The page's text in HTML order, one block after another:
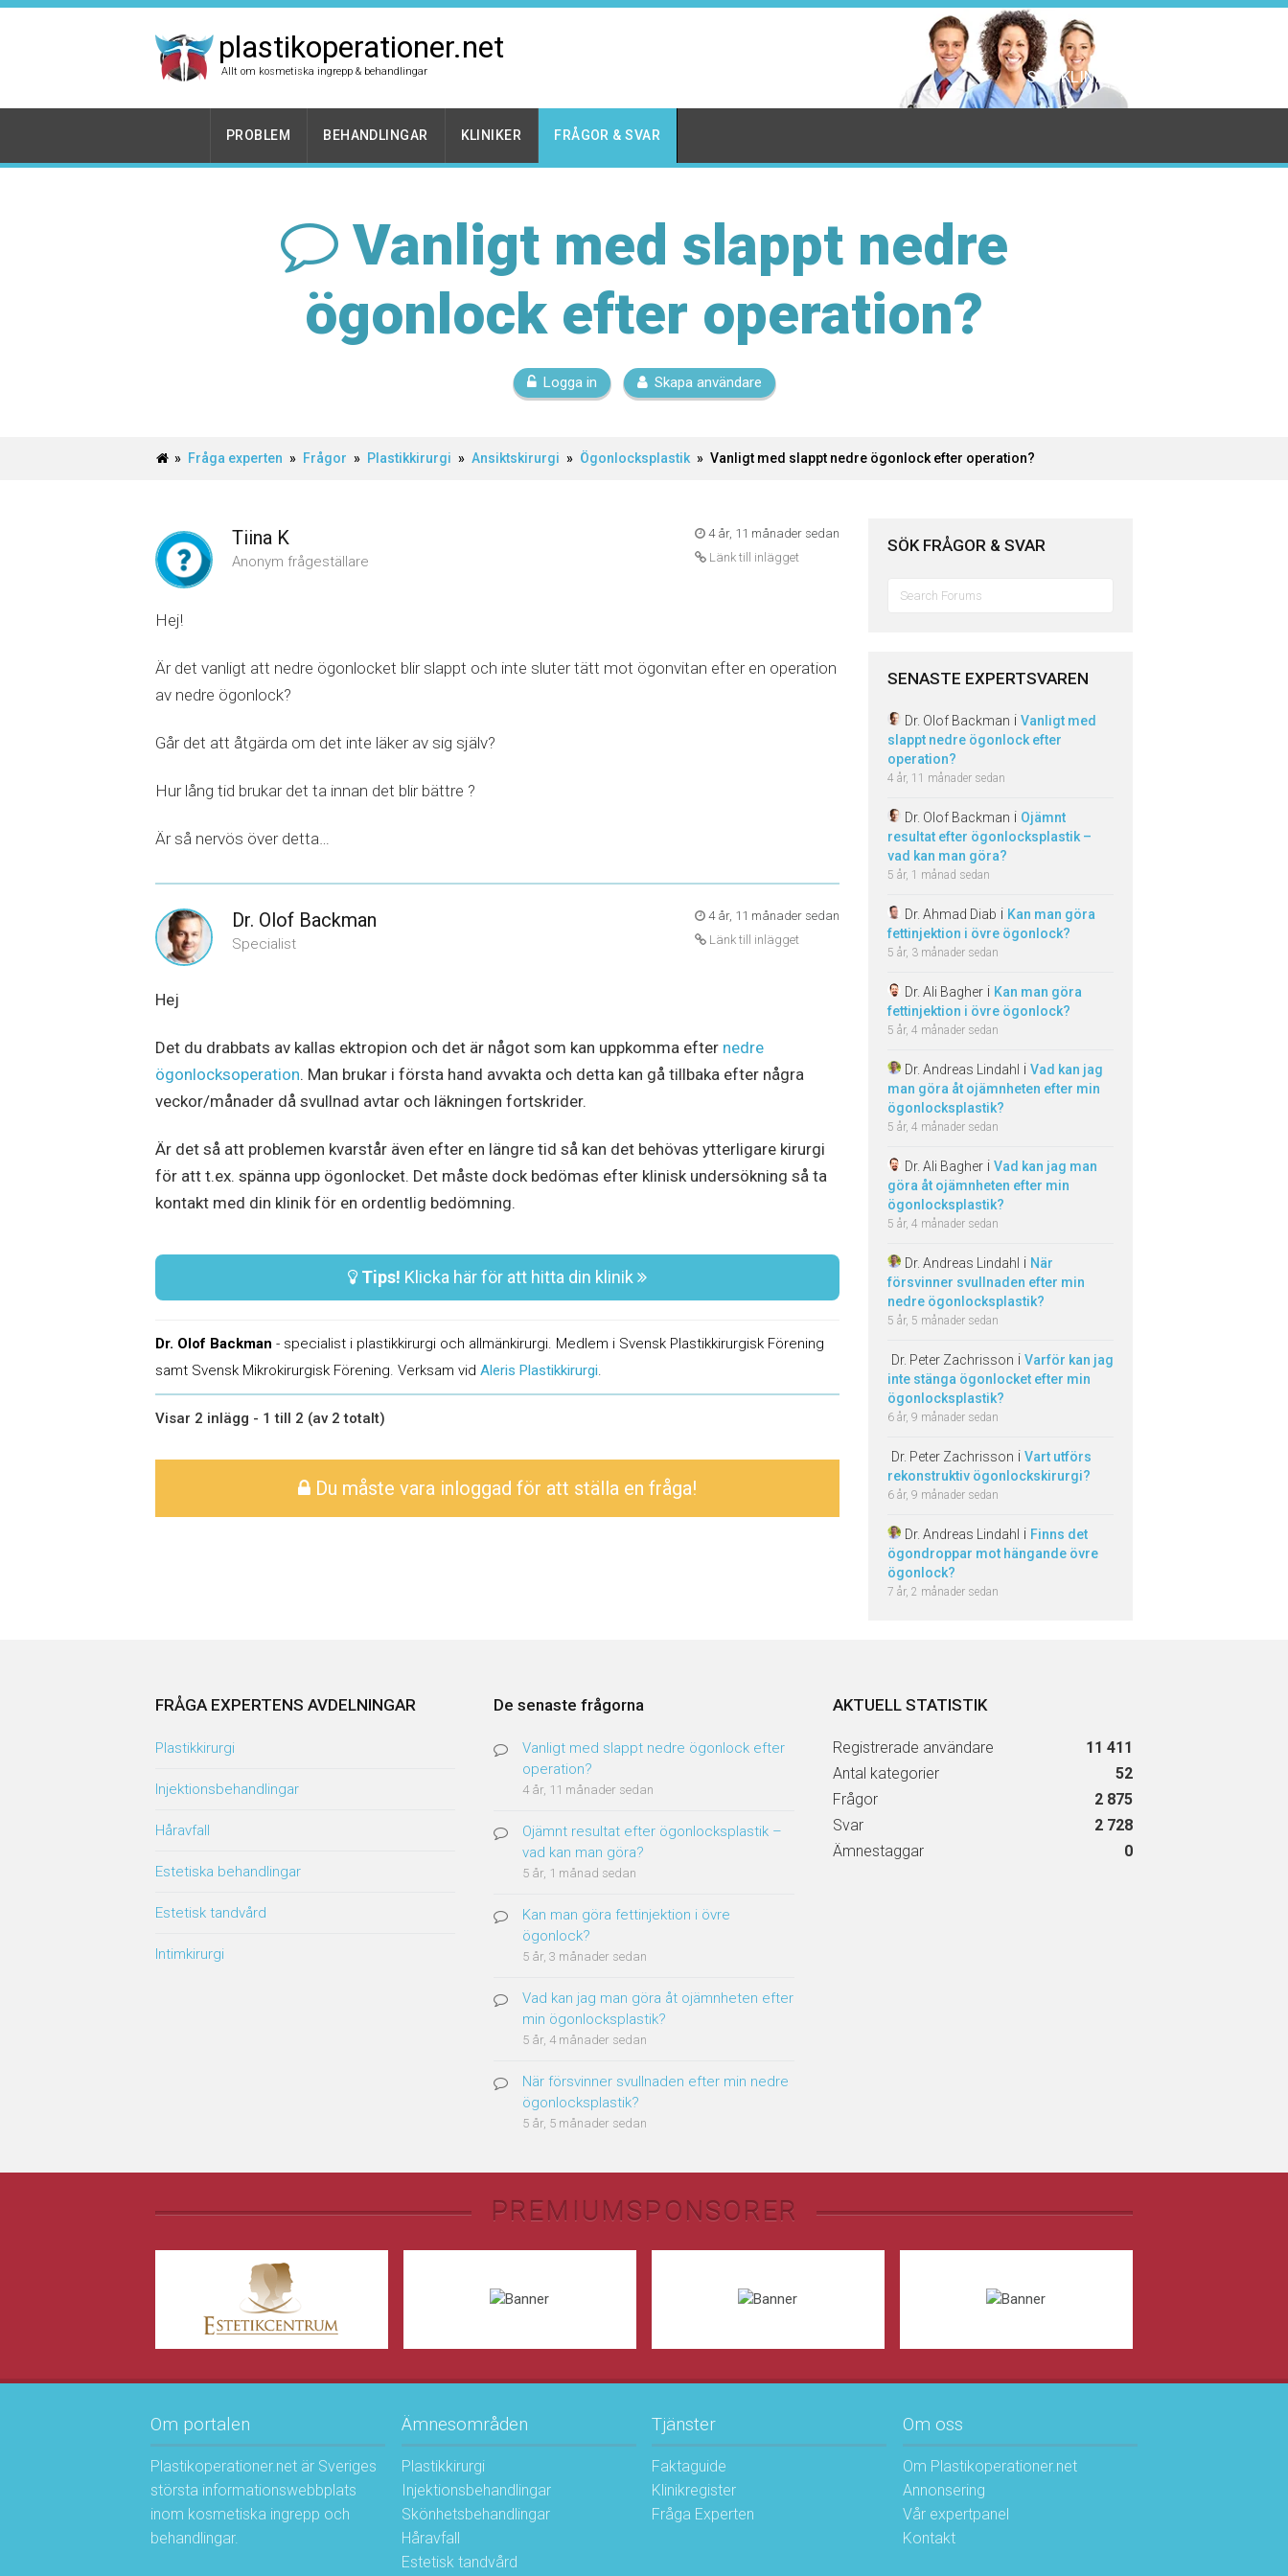
plastikoperationer.net
Allt om kosmetiska ingrepp & behandlingar SÖK KLINIK
PROBLEM BEHANDLINGAR KLINIKER FRÅGOR & SVAR
Vanligt med slappt nedre
ögonlock efter operation?
Logga in Skapa användare
» Fråga experten » Frågor » Plastikkirurgi » Ansiktskirurgi » Ögonlocksplastik » Vanligt med slappt nedre ögonlock efter operation?
4 år, 11 månader sedan
Länk till inlägget
Tiina K
Anonym frågeställare
Hej!
Är det vanligt att nedre ögonlocket blir slappt och inte sluter tätt mot ögonvitan efter en operation
av nedre ögonlock?
Går det att åtgärda om det inte läker av sig själv?
Hur lång tid brukar det ta innan det blir bättre ?
Är så nervös över detta…
4 år, 11 månader sedan
Länk till inlägget
Dr. Olof Backman
Specialist
Hej
Det du drabbats av kallas ektropion och det är något som kan uppkomma efter nedre
ögonlocksoperation. Man brukar i första hand avvakta och detta kan gå tillbaka efter några
veckor/månader då svullnad avtar och läkningen fortskrider.
Är det så att problemen kvarstår även efter en längre tid så kan det behövas ytterligare kirurgi
för att t.ex. spänna upp ögonlocket. Det måste dock bedömas efter klinisk undersökning så ta
kontakt med din klinik för en ordentlig bedömning.
Tips! Klicka här för att hitta din klinik
Dr. Olof Backman - specialist i plastikkirurgi och allmänkirurgi. Medlem i Svensk Plastikkirurgisk Förening
samt Svensk Mikrokirurgisk Förening. Verksam vid Aleris Plastikkirurgi.
Visar 2 inlägg - 1 till 2 (av 2 totalt)
Du måste vara inloggad för att ställa en fråga!
SÖK FRÅGOR & SVAR
SENASTE EXPERTSVAREN
Dr. Olof Backman i Vanligt med
slappt nedre ögonlock efter
operation?
4 år, 11 månader sedan
Dr. Olof Backman i Ojämnt
resultat efter ögonlocksplastik –
vad kan man göra?
5 år, 1 månad sedan
Dr. Ahmad Diab i Kan man göra
fettinjektion i övre ögonlock?
5 år, 3 månader sedan
Dr. Ali Bagher i Kan man göra
fettinjektion i övre ögonlock?
5 år, 4 månader sedan
Dr. Andreas Lindahl i Vad kan jag
man göra åt ojämnheten efter min
ögonlocksplastik?
5 år, 4 månader sedan
Dr. Ali Bagher i Vad kan jag man
göra åt ojämnheten efter min
ögonlocksplastik?
5 år, 4 månader sedan
Dr. Andreas Lindahl i När
försvinner svullnaden efter min
nedre ögonlocksplastik?
5 år, 5 månader sedan
Dr. Peter Zachrisson i Varför kan jag
inte stänga ögonlocket efter min
ögonlocksplastik?
6 år, 9 månader sedan
Dr. Peter Zachrisson i Vart utförs
rekonstruktiv ögonlockskirurgi?
6 år, 9 månader sedan
Dr. Andreas Lindahl i Finns det
ögondroppar mot hängande övre
ögonlock?
7 år, 2 månader sedan
FRÅGA EXPERTENS AVDELNINGAR
Plastikkirurgi
Injektionsbehandlingar
Håravfall
Estetiska behandlingar
Estetisk tandvård
Intimkirurgi
De senaste frågorna
Vanligt med slappt nedre ögonlock efter
operation?
4 år, 11 månader sedan
Ojämnt resultat efter ögonlocksplastik –
vad kan man göra?
5 år, 1 månad sedan
Kan man göra fettinjektion i övre
ögonlock?
5 år, 3 månader sedan
Vad kan jag man göra åt ojämnheten efter
min ögonlocksplastik?
5 år, 4 månader sedan
När försvinner svullnaden efter min nedre
ögonlocksplastik?
5 år, 5 månader sedan
AKTUELL STATISTIK
Registrerade användare
11 411
Antal kategorier
52
Frågor
2 875
Svar
2 728
Ämnestaggar
0
PREMIUMSPONSORER
Om portalen
Plastikoperationer.net är Sveriges
största informationswebbplats
inom kosmetiska ingrepp och
behandlingar.
Ämnesområden
Plastikkirurgi
Injektionsbehandlingar
Skönhetsbehandlingar
Håravfall
Estetisk tandvård
Tjänster
Faktaguide
Klinikregister
Fråga Experten
Om oss
Om Plastikoperationer.net
Annonsering
Vår expertpanel
Kontakt